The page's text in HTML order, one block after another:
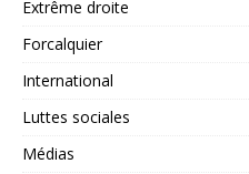
Extrême droite
Forcalquier
International
Luttes sociales
Médias